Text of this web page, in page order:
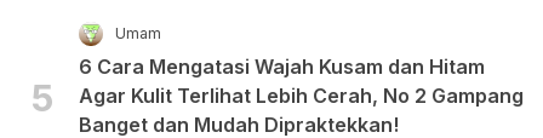
5
Umam
6 Cara Mengatasi Wajah Kusam dan Hitam
Agar Kulit Terlihat Lebih Cerah, No 2 Gampang
Banget dan Mudah Dipraktekkan!